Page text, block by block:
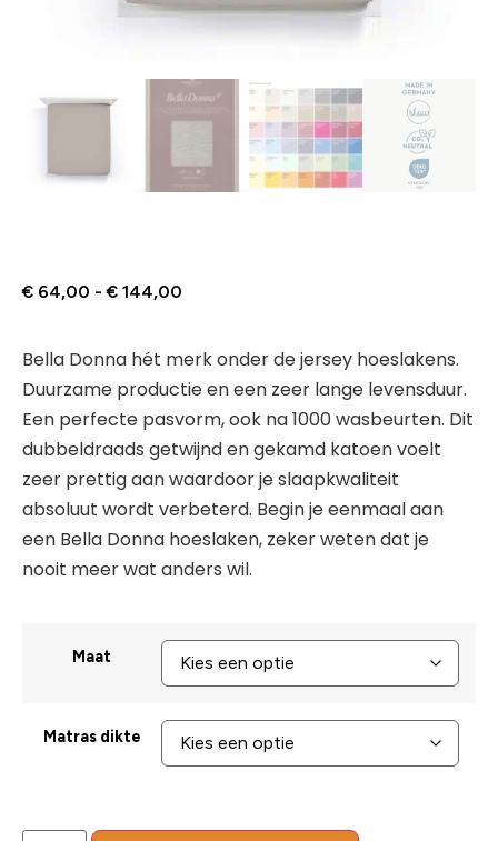
€ 64,00 - € 144,00
Bella Donna hét merk onder de jersey hoeslakens.
Duurzame productie en een zeer lange levensduur.
Een perfecte pasvorm, ook na 1000 wasbeurten. Dit
dubbeldraads getwijnd en gekamd katoen voelt
zeer prettig aan waardoor je slaapkwaliteit
absoluut wordt verbeterd. Begin je eenmaal aan
een Bella Donna hoeslaken, zeker weten dat je
nooit meer wat anders wil.
Maat
Matras dikte